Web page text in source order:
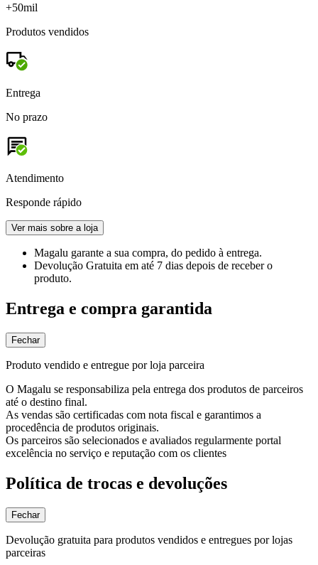
+50mil
Produtos vendidos
Entrega
No prazo
Atendimento
Responde rápido
Ver mais sobre a loja
Magalu garante a sua compra, do pedido à entrega.
Devolução Gratuita em até 7 dias depois de receber o
produto.
Entrega e compra garantida
Fechar
Produto vendido e entregue por loja parceira
O Magalu se responsabiliza pela entrega dos produtos de parceiros
até o destino final.
As vendas são certificadas com nota fiscal e garantimos a
procedência de produtos originais.
Os parceiros são selecionados e avaliados regularmente portal
excelência no serviço e reputação com os clientes
Política de trocas e devoluções
Fechar
Devolução gratuita para produtos vendidos e entregues por lojas
parceiras